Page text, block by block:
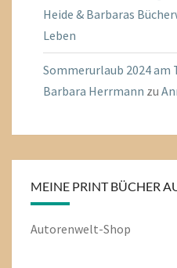
Heide & Barbaras
Leben
Sommerurlaub 2024 am
Barbara Herrmann zu
MEINE PRINT BÜCHER
Autorenwelt-Shop